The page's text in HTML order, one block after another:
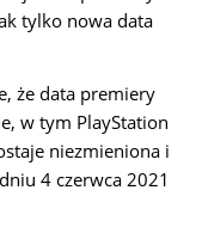
tylko nowa data
że data premiery
w tym PlayStation
niezmieniona i
4 czerwca 2021